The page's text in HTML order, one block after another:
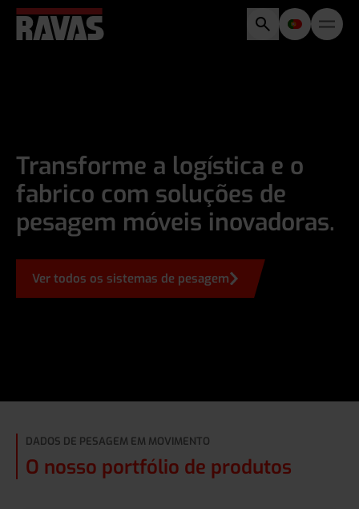
Transforme a logística e o
fabrico com soluções de
pesagem móveis inovadoras.
Ver todos os sistemas de pesagem
DADOS DE PESAGEM EM MOVIMENTO
O nosso portfólio de produtos